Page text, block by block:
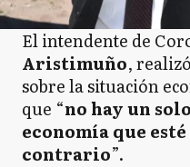
El intendente de
Aristimuño,
sobre la situación
que “no hay un
economía que
contrario”.